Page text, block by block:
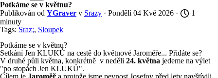
Potkáme se v květnu?
Publikován od YGraver v Srazy · Pondělí 04 Kvě 2026 ·
1
minuty
Tags: Sraz;, Sloupek
Potkáme se v květnu?
Setkání Jen KLUKŮ na cestě do květnové Jaroměře... Přidáte se?
V druhé půli května, konkrétně v neděli 24. května jedeme na výlet
"po stopách Jen KLUKŮ".